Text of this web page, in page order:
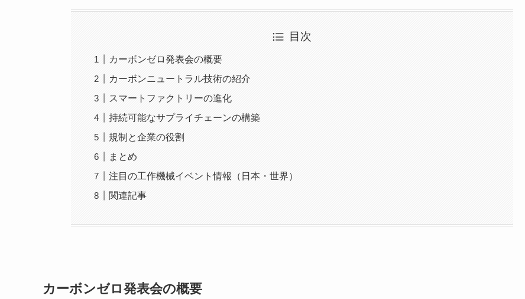
目次
カーボンゼロ発表会の概要
カーボンニュートラル技術の紹介
スマートファクトリーの進化
持続可能なサプライチェーンの構築
規制と企業の役割
まとめ
注目の工作機械イベント情報（日本・世界）
関連記事
カーボンゼロ発表会の概要